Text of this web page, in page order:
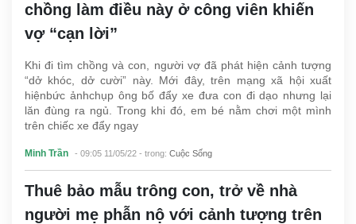
chồng làm điều này ở công viên khiến
vợ “cạn lời”
Khi đi tìm chồng và con, người vợ đã phát hiện cảnh tượng
“dở khóc, dở cười” này. Mới đây, trên mạng xã hội xuất
hiệnbức ảnhchụp ông bố đẩy xe đưa con đi dạo nhưng lại
lăn đùng ra ngủ. Trong khi đó, em bé nằm chơi một mình
trên chiếc xe đẩy ngay
Minh Trần - 09:05 11/05/22 - trong: Cuộc Sống
Thuê bảo mẫu trông con, trở về nhà
người mẹ phẫn nộ với cảnh tượng trên